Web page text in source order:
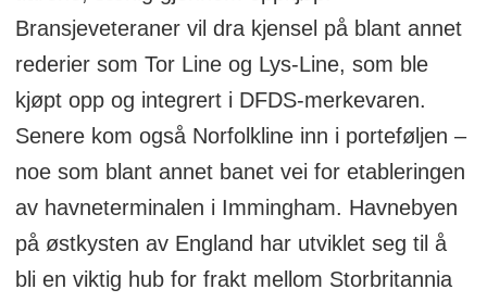
Bransjeveteraner vil dra kjensel på blant annet
rederier som Tor Line og Lys-Line, som ble
kjøpt opp og integrert i DFDS-merkevaren.
Senere kom også Norfolkline inn i porteføljen –
noe som blant annet banet vei for etableringen
av havneterminalen i Immingham. Havnebyen
på østkysten av England har utviklet seg til å
bli en viktig hub for frakt mellom Storbritannia